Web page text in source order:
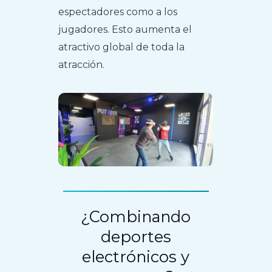
espectadores como a los
jugadores. Esto aumenta el
atractivo global de toda la
atracción.
¿Combinando
deportes
electrónicos y